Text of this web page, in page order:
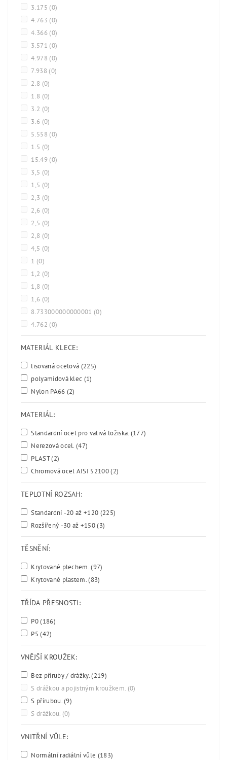
3.175 (0)
4.763 (0)
4.366 (0)
3.571 (0)
4.978 (0)
7.938 (0)
2.8 (0)
1.8 (0)
3.2 (0)
3.6 (0)
5.558 (0)
1.5 (0)
15.49 (0)
3,5 (0)
1,5 (0)
2,3 (0)
2,6 (0)
2,5 (0)
2,8 (0)
4,5 (0)
1 (0)
1,2 (0)
1,8 (0)
1,6 (0)
8.733000000000001 (0)
4.762 (0)
MATERIÁL KLECE:
lisovaná ocelová (225)
polyamidová klec (1)
Nylon PA66 (2)
MATERIÁL:
Standardní ocel pro valivá ložiska. (177)
Nerezová ocel.(47)
PLAST(2)
Chromová ocel AISI 52100(2)
TEPLOTNÍ ROZSAH:
Standardní -20 až +120 (225)
Rozšířený -30 až +150(3)
TĚSNĚNÍ:
Krytované plechem.(97)
Krytované plastem.(83)
TŘÍDA PŘESNOSTI:
P0(186)
P5(42)
VNĚJŠÍ KROUŽEK:
Bez příruby / drážky.(219)
S drážkou a pojistným kroužkem. (0)
S přírubou.(9)
S drážkou. (0)
VNITŘNÍ VŮLE:
Normální radiální vůle (183)